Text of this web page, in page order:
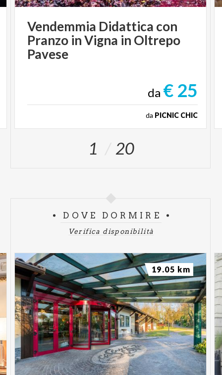
Vendemmia Didattica con
Pranzo in Vigna in Oltrepo
Pavese
da € 25
da PICNIC CHIC
1 20
DOVE DORMIRE
Verifica disponibilità
19.05 km